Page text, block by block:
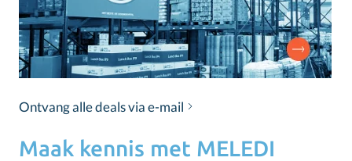
Ontvang alle deals via e-mail
Maak kennis met MELEDI